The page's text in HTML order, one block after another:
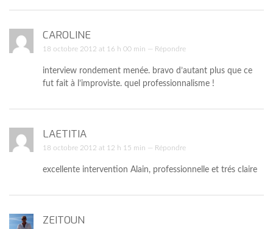
CAROLINE
18 octobre 2012 at 16 h 00 min — Répondre
interview rondement menée. bravo d’autant plus que ce
fut fait à l’improviste. quel professionnalisme !
LAETITIA
18 octobre 2012 at 12 h 15 min — Répondre
excellente intervention Alain, professionnelle et trés claire
ZEITOUN